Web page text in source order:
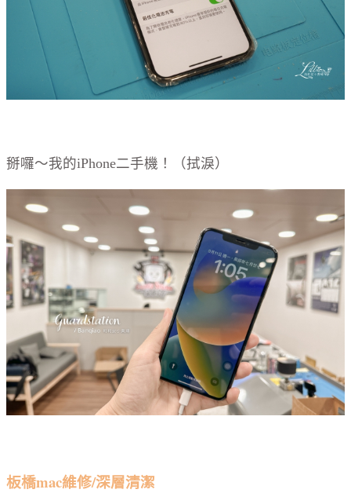
掰囉～我的iPhone二手機！（拭淚）
板橋mac維修/深層清潔